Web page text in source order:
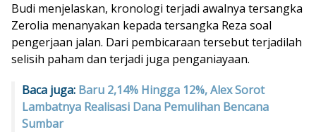
Budi menjelaskan, kronologi terjadi awalnya tersangka
Zerolia menanyakan kepada tersangka Reza soal
pengerjaan jalan. Dari pembicaraan tersebut terjadilah
selisih paham dan terjadi juga penganiayaan.
Baca juga: Baru 2,14% Hingga 12%, Alex Sorot
Lambatnya Realisasi Dana Pemulihan Bencana
Sumbar